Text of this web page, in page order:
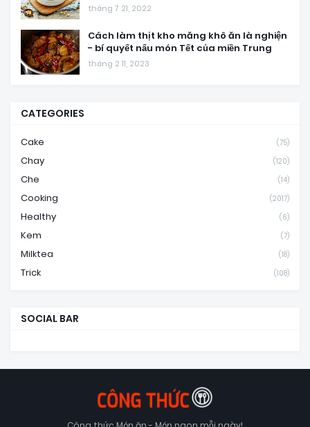
tháng 7 21, 2022
Cách làm thịt kho măng khô ăn là nghiện
- bí quyết nấu món Tết của miền Trung
tháng 2 11, 2023
CATEGORIES
Cake (75)
Chay (120)
Che (14)
Cooking (2017)
Healthy (6)
Kem (7)
Milktea (18)
Trick (108)
SOCIAL BAR